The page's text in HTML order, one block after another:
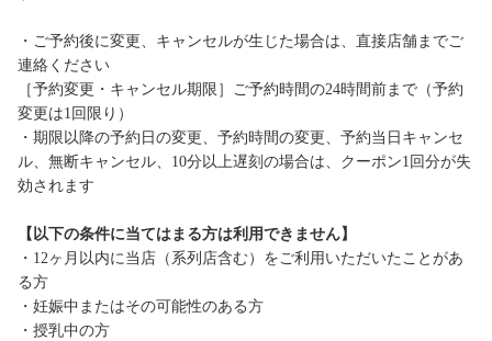
・ご予約後に変更、キャンセルが生じた場合は、直接店舗までご
連絡ください
［予約変更・キャンセル期限］ご予約時間の24時間前まで（予約
変更は1回限り）
・期限以降の予約日の変更、予約時間の変更、予約当日キャンセ
ル、無断キャンセル、10分以上遅刻の場合は、クーポン1回分が失
効されます
【以下の条件に当てはまる方は利用できません】
・12ヶ月以内に当店（系列店含む）をご利用いただいたことがあ
る方
・妊娠中またはその可能性のある方
・授乳中の方